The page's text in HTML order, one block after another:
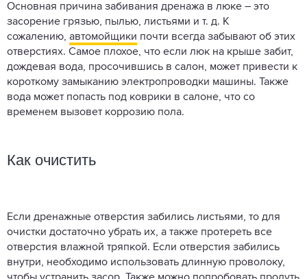
Основная причина забивания дренажа в люке – это
засорение грязью, пылью, листьями и т. д. К
сожалению, автомойщики почти всегда забывают об этих
отверстиях. Самое плохое, что если люк на крыше забит,
дождевая вода, просочившись в салон, может привести к
короткому замыканию электропроводки машины. Также
вода может попасть под коврики в салоне, что со
временем вызовет коррозию пола.
Как очистить
Если дренажные отверстия забились листьями, то для
очистки достаточно убрать их, а также протереть все
отверстия влажной тряпкой. Если отверстия забились
внутри, необходимо использовать длинную проволоку,